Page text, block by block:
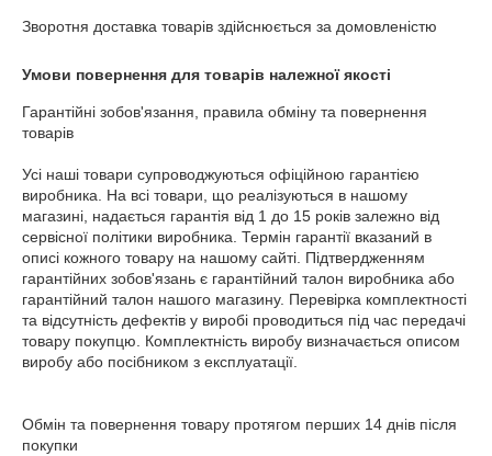
Зворотня доставка товарів здійснюється за домовленістю
Умови повернення для товарів належної якості
Гарантійні зобов'язання, правила обміну та повернення
товарів
Усі наші товари супроводжуються офіційною гарантією
виробника. На всі товари, що реалізуються в нашому
магазині, надається гарантія від 1 до 15 років залежно від
сервісної політики виробника. Термін гарантії вказаний в
описі кожного товару на нашому сайті. Підтвердженням
гарантійних зобов'язань є гарантійний талон виробника або
гарантійний талон нашого магазину. Перевірка комплектності
та відсутність дефектів у виробі проводиться під час передачі
товару покупцю. Комплектність виробу визначається описом
виробу або посібником з експлуатації.
Обмін та повернення товару протягом перших 14 днів після
покупки